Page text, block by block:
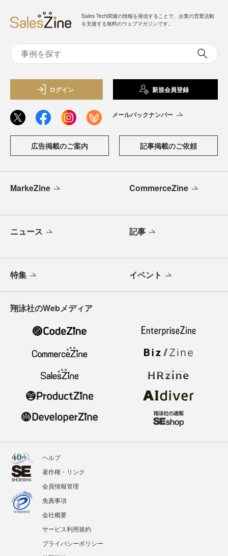
Sales Tech関連の情報を発信することで、企業の営業活動
を支援する無料のウェブマガジンです。
ログイン 新規会員登録
メールバックナンバー
広告掲載のご案内 記事掲載のご依頼
MarkeZine CommerceZine
ニュース 記事
特集 イベント
翔泳社のWebメディア
ヘルプ
著作権・リンク
会員情報管理
免責事項
会社概要
サービス利用規約
プライバシーポリシー